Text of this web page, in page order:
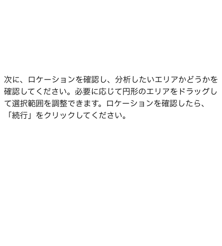
次に、ロケーションを確認し、分析したいエリアかどうかを
確認してください。必要に応じて円形のエリアをドラッグし
て選択範囲を調整できます。ロケーションを確認したら、
「続行」をクリックしてください。